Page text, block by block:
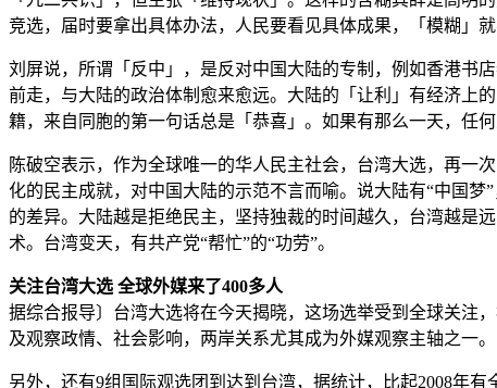
竞选，届时要拿出具体办法，人民要看见具体成果，「模糊」就
刘屏说，所谓「反中」，是反对中国大陆的专制，例如香港书
前走，与大陆的政治体制愈来愈远。大陆的「让利」有经济上
籍，来自同胞的第一句话总是「恭喜」。如果有那么一天，任
陈破空表示，作为全球唯一的华人民主社会，台湾大选，再一
化的民主成就，对中国大陆的示范不言而喻。说大陆有“中国
的差异。大陆越是拒绝民主，坚持独裁的时间越久，台湾越是
术。台湾变天，有共产党“帮忙”的“功劳”。
关注台湾大选 全球外媒来了400多人
据综合报导〕台湾大选将在今天揭晓，这场选举受到全球关注
及观察政情、社会影响，两岸关系尤其成为外媒观察主轴之一。
另外，还有9组国际观选团到达到台湾，据统计，比起2008年